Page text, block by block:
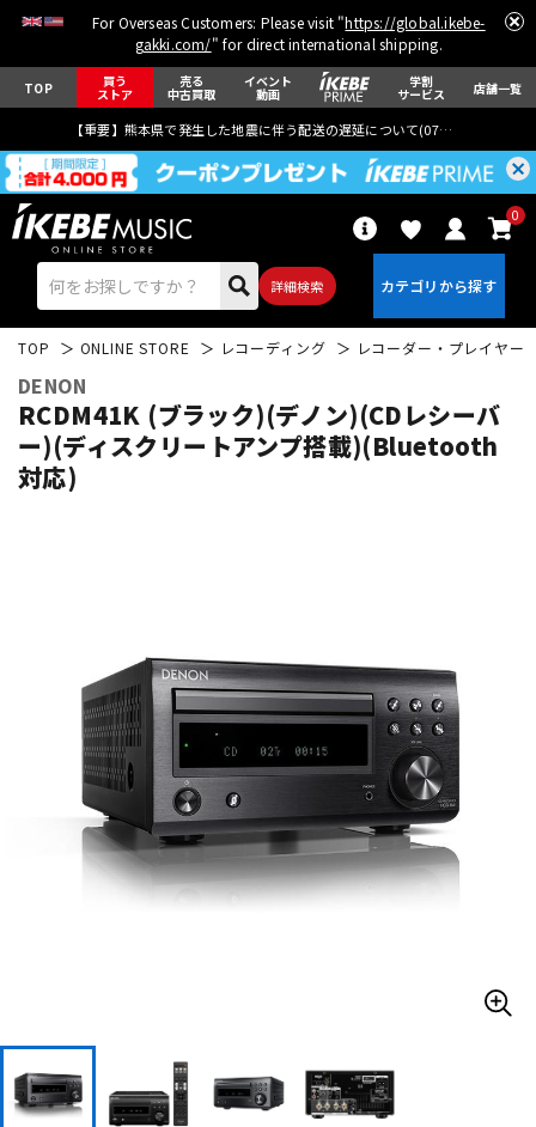
For Overseas Customers: Please visit "https://global.ikebe-
gakki.com/" for direct international shipping.
TOP 買う
ストア
売る
中古買取
イベント
動画
学割
サービス 店舗一覧
【重要】熊本県で発生した地震に伴う配送の遅延について(07月29日
詳細検索
0
ドラム
キーボード 電子ピアノ
管楽器 その他楽器
DTM オンライン納品 レコーディング機器
TOP ONLINE STORE レコーディング レコーダー・プレイヤー
DENON
RCDM41K (ブラック)(デノン)(CDレシーバ
ー)(ディスクリートアンプ搭載)(Bluetooth
対応)